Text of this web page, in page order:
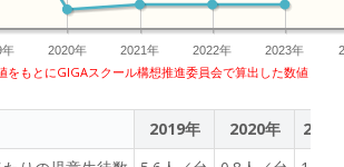
年 2020年 2021年 2022年 2023年
もとにGIGAスクール構想推進委員会で算出した数値
2019年 2020年
2021